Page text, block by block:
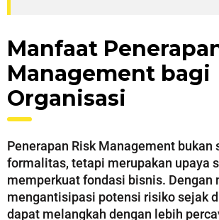
Manfaat
Management bagi
Organisasi
Penerapan Risk Management bukan
formalitas, tetapi merupakan upaya
memperkuat fondasi bisnis. Dengan
mengantisipasi potensi risiko sejak
dapat melangkah dengan lebih